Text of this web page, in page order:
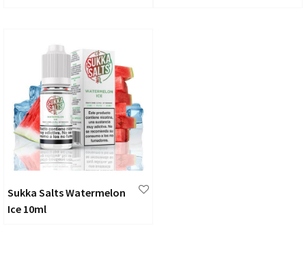
Sukka Salts Watermelon
Ice 10ml